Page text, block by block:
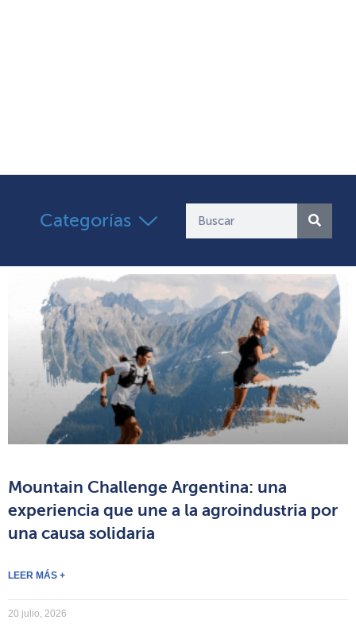
Categorías
Mountain Challenge Argentina: una
experiencia que une a la agroindustria por
una causa solidaria
LEER MÁS +
20 julio, 2026